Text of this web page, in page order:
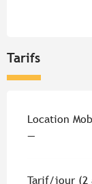
Tarifs
Tarifs 2026
Location
—
Tarif/jour (2